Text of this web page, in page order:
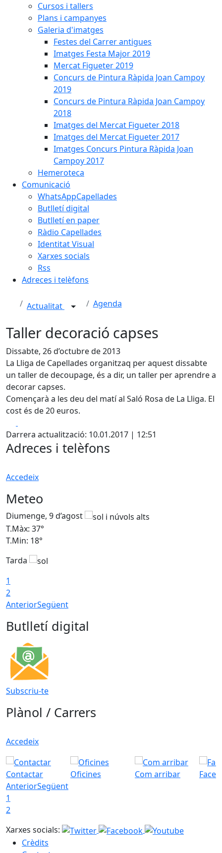
Cursos i tallers
Plans i campanyes
Galeria d'imatges
Festes del Carrer antigues
Imatges Festa Major 2019
Mercat Figueter 2019
Concurs de Pintura Ràpida Joan Campoy
2019
Concurs de Pintura Ràpida Joan Campoy
2018
Imatges del Mercat Figueter 2018
Imatges del Mercat Figueter 2017
Imatges Concurs Pintura Ràpida Joan
Campoy 2017
Hemeroteca
Comunicació
WhatsAppCapellades
Butlletí digital
Butlletí en paper
Ràdio Capellades
Identitat Visual
Xarxes socials
Rss
Adreces i telèfons
Actualitat Agenda
Taller decoració capses
Dissabte, 26 d’octubre de 2013
La Lliga de Capellades organitzaq per aquest dissabte
un taller de decoupage, és a dir, un taller per aprendre a
decorar capses.
Començarà a les deu del matí al Saló Rosa de La Lliga. El
cost és de 20 euros.
Darrera actualització: 10.01.2017 | 12:51
Adreces i telèfons
Accedeix
Meteo
Diumenge, 9 d’agost
T.Màx: 37°
T.Min: 18°
Tarda
1
2
AnteriorSegüent
Butlletí digital
Subscriu-te
Plànol / Carrers
Accedeix
Contactar Oficines Com arribar
AnteriorSegüent
1
2
Xarxes socials:
Crèdits